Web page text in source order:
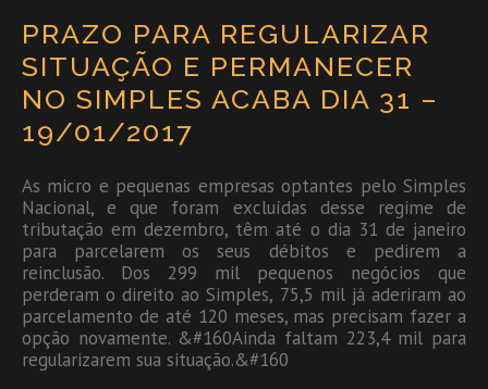
PRAZO PARA REGULARIZAR
SITUAÇÃO E PERMANECER
NO SIMPLES ACABA DIA 31 –
19/01/2017
As micro e pequenas empresas optantes pelo Simples
Nacional, e que foram excluídas desse regime de
tributação em dezembro, têm até o dia 31 de janeiro
para parcelarem os seus débitos e pedirem a
reinclusão. Dos 299 mil pequenos negócios que
perderam o direito ao Simples, 75,5 mil já aderiram ao
parcelamento de até 120 meses, mas precisam fazer a
opção novamente. &#160Ainda faltam 223,4 mil para
regularizarem sua situação.&#160